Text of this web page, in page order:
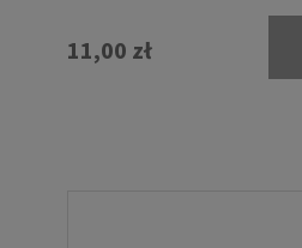
11,00 zł